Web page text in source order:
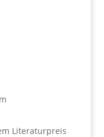
Literaturpreis